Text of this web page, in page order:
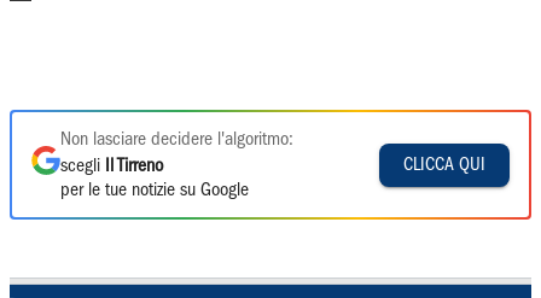
Non lasciare decidere l'algoritmo:
scegli
Il Tirreno
per le tue notizie su Google
CLICCA QUI